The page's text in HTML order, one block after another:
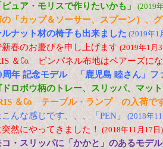
ュア・モリスで作りたいかも」 (2019
「カップ＆ソーサー、スプーン）、
ルナット材の椅子も出来ました (2019年1
春のお慶びを申し上げます (2019年1月
＆㏇ ピンパネル布地はベアーズに
周年 記念モデル 「鹿児島 睦さん」フ
ドロボウ柄のトレー、スリッパ、マッ
＆㏇ テーブル・ランプ の入荷で
んな感じです、、、「PEN」 (2018年
然にやってきました！ (2018年11月17日)
・スリッパに「かかと」のあるモデ